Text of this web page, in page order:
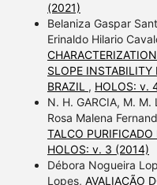
(2021)
Belaniza Gaspar
Erinaldo Hilario
SLOPE
BRAZIL , HOLOS: v.
N. H. GARCIA, M. M.
Rosa Malena
TALCO PURIFICADO
HOLOS: v. 3 (2014)
Débora Nogueira
Lopes, AVALIAÇÃO